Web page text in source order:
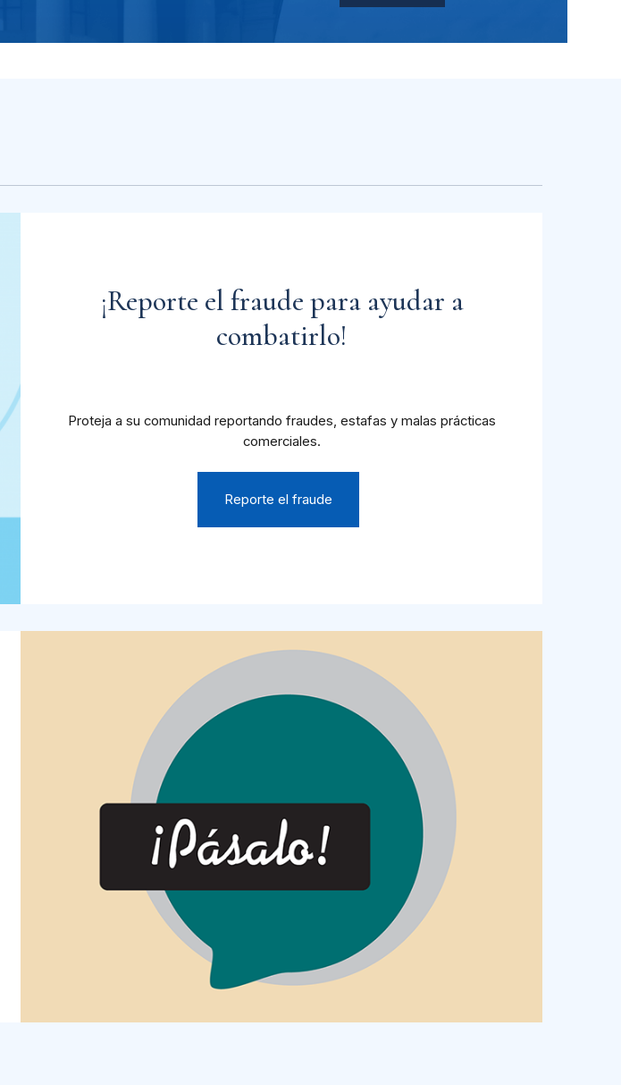
¡Reporte el fraude para ayudar a
combatirlo!
Proteja a su comunidad reportando fraudes, estafas y malas prácticas
comerciales.
Reporte el fraude